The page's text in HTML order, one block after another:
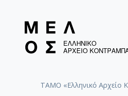
ΤΑΜΟ «Ελληνικό Αρχείο